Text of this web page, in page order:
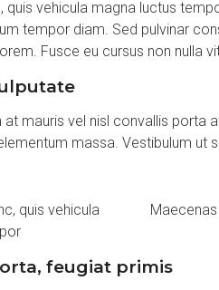
vehicula magna luctus
tempor diam. Sed pulvinar
Fusce eu cursus non nulla
mauris vel nisl convallis porta
massa. Vestibulum ut
quis vehicula
feugiat primis